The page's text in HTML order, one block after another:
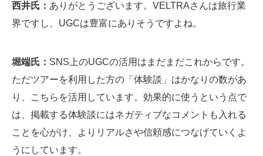
西井氏： ありがとうございます。VELTRAさんは旅行業
界ですし、UGCは豊富にありそうですよね。
堀端氏： SNS上のUGCの活用はまだまだこれからです。
ただツアーを利用した方の「体験談」はかなりの数があ
り、こちらを活用しています。効果的に使うという点で
は、掲載する体験談にはネガティブなコメントも入れる
ことを心がけ、よりリアルさや信頼感につなげていくよ
うにしています。